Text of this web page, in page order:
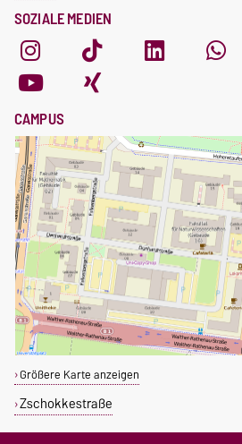
SOZIALE MEDIEN
CAMPUS
Größere Karte anzeigen
Zschokkestraße